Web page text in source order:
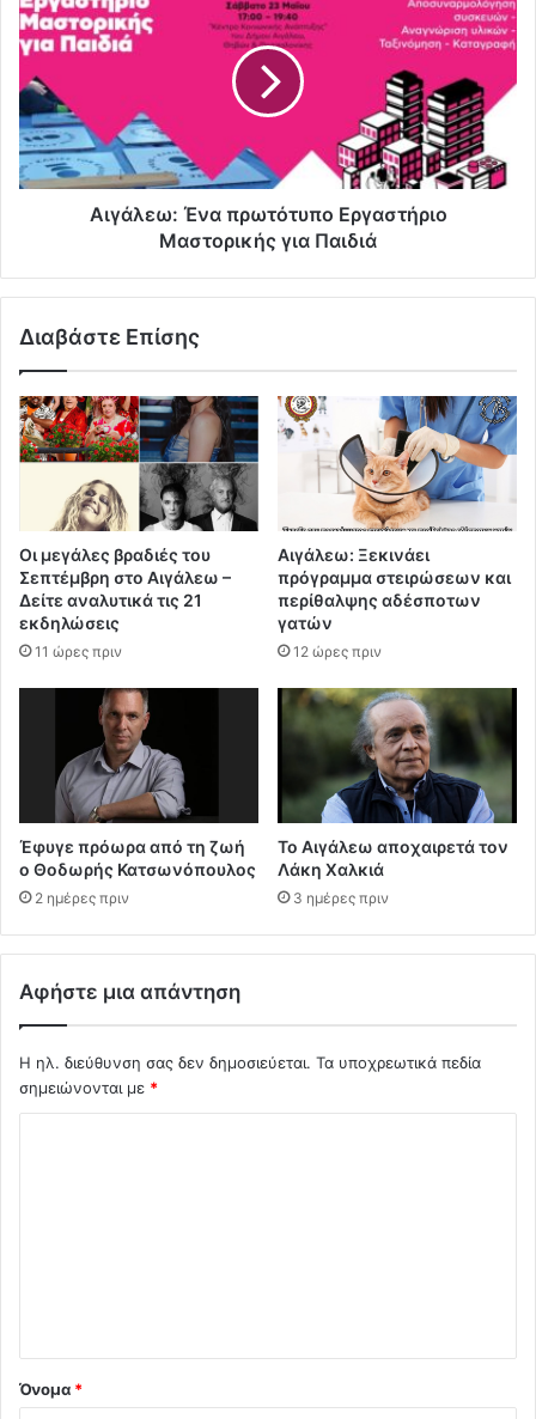
Αιγάλεω: Ένα πρωτότυπο Εργαστήριο
Μαστορικής για Παιδιά
Διαβάστε Επίσης
Οι μεγάλες βραδιές του
Σεπτέμβρη στο Αιγάλεω –
Δείτε αναλυτικά τις 21
εκδηλώσεις
11 ώρες πριν
Αιγάλεω: Ξεκινάει
πρόγραμμα στειρώσεων και
περίθαλψης αδέσποτων
γατών
12 ώρες πριν
Έφυγε πρόωρα από τη ζωή
ο Θοδωρής Κατσωνόπουλος
2 ημέρες πριν
Το Αιγάλεω αποχαιρετά τον
Λάκη Χαλκιά
3 ημέρες πριν
Αφήστε μια απάντηση
Η ηλ. διεύθυνση σας δεν δημοσιεύεται. Τα υποχρεωτικά πεδία
σημειώνονται με *
Όνομα *